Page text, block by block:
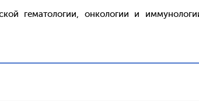
гематологии, онкологии и